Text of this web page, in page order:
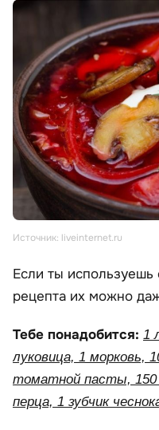
Источник: liveinternet.ru
Если ты используешь
рецепта их можно
Тебе понадобится: 1
луковица, 1 морковь,
томатной пасты, 150
перца, 1 зубчик